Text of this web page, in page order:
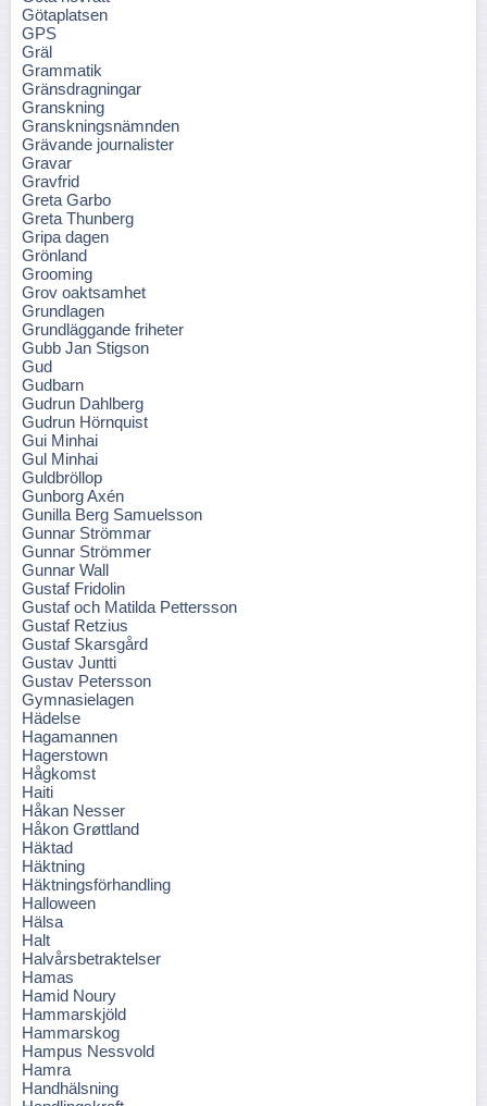
Götaplatsen
GPS
Gräl
Grammatik
Gränsdragningar
Granskning
Granskningsnämnden
Grävande journalister
Gravar
Gravfrid
Greta Garbo
Greta Thunberg
Gripa dagen
Grönland
Grooming
Grov oaktsamhet
Grundlagen
Grundläggande friheter
Gubb Jan Stigson
Gud
Gudbarn
Gudrun Dahlberg
Gudrun Hörnquist
Gui Minhai
Gul Minhai
Guldbröllop
Gunborg Axén
Gunilla Berg Samuelsson
Gunnar Strömmar
Gunnar Strömmer
Gunnar Wall
Gustaf Fridolin
Gustaf och Matilda Pettersson
Gustaf Retzius
Gustaf Skarsgård
Gustav Juntti
Gustav Petersson
Gymnasielagen
Hädelse
Hagamannen
Hagerstown
Hågkomst
Haiti
Håkan Nesser
Håkon Grøttland
Häktad
Häktning
Häktningsförhandling
Halloween
Hälsa
Halt
Halvårsbetraktelser
Hamas
Hamid Noury
Hammarskjöld
Hammarskog
Hampus Nessvold
Hamra
Handhälsning